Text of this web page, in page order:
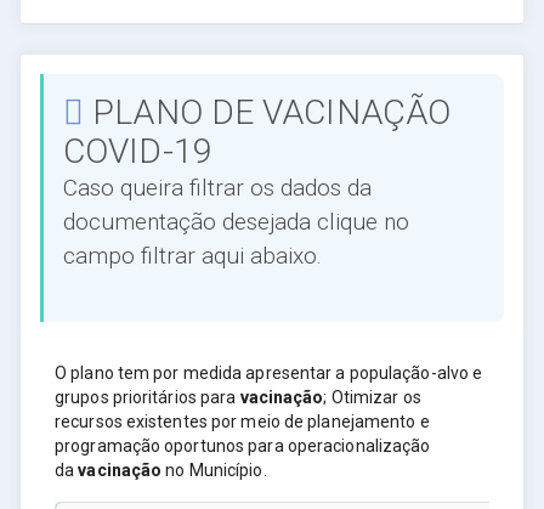
PLANO DE VACINAÇÃO
COVID-19
Caso queira filtrar os dados da
documentação desejada clique no
campo filtrar aqui abaixo.
O plano tem por medida apresentar a população-alvo e
grupos prioritários para vacinação; Otimizar os
recursos existentes por meio de planejamento e
programação oportunos para operacionalização
davacinação no Município.